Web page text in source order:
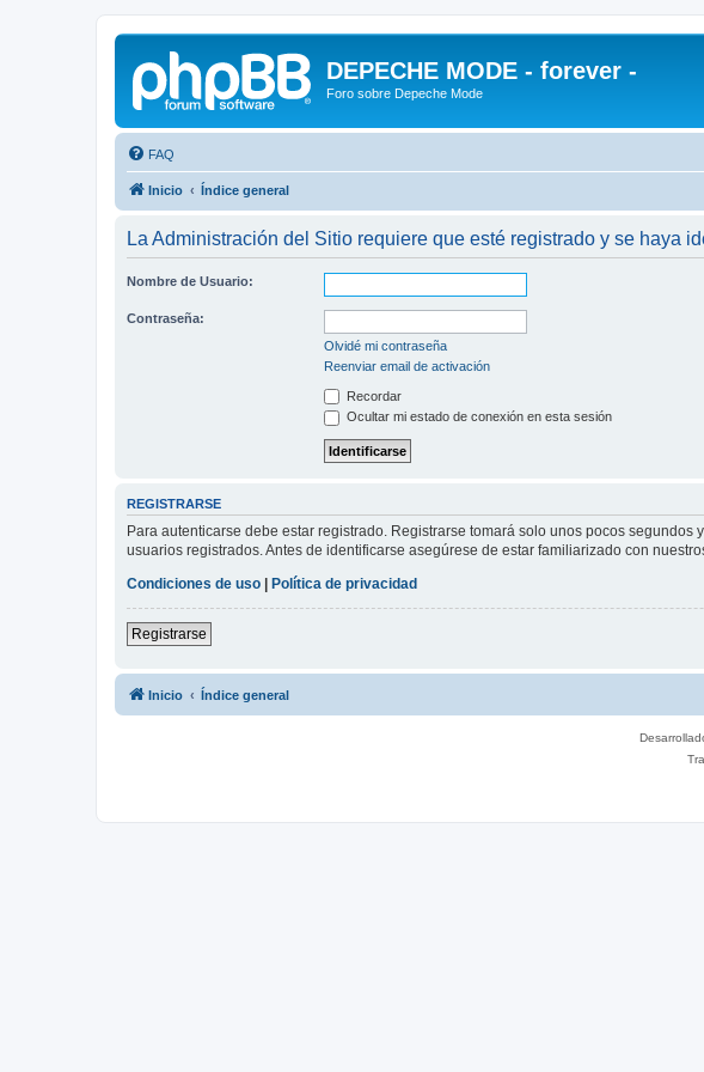
DEPECHE MODE - forever -
Foro sobre Depeche Mode
FAQ
Inicio Índice general
La Administración del Sitio requiere que esté registrado y se haya
Nombre de Usuario:
Contraseña:
Olvidé mi contraseña
Reenviar email de activación
Recordar
Ocultar mi estado de conexión en esta sesión
REGISTRARSE
Para autenticarse debe estar registrado. Registrarse tomará solo unos pocos
usuarios registrados. Antes de identificarse asegúrese de estar familiarizado con
Condiciones de uso
Política de privacidad
Registrarse
Inicio Índice general